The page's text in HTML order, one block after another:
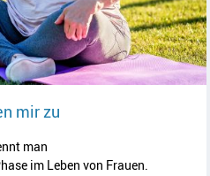
mir zu
man
im Leben von Frauen.